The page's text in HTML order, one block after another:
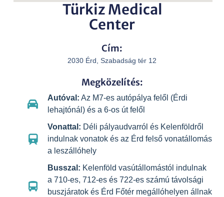
Türkiz Medical
Center
Cím:
2030 Érd, Szabadság tér 12
Megközelítés:
Autóval: Az M7-es autópálya felől (Érdi
lehajtónál) és a 6-os út felől
Vonattal: Déli pályaudvarról és Kelenföldről
indulnak vonatok és az Érd felső vonatállomás
a leszállóhely
Busszal: Kelenföld vasútállomástól indulnak
a 710-es, 712-es és 722-es számú távolsági
buszjáratok és Érd Főtér megállóhelyen állnak